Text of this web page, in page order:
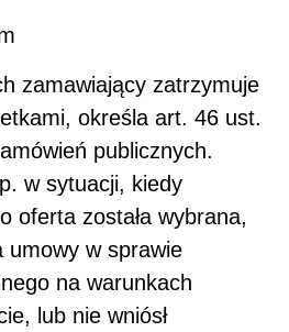
zamawiający zatrzymuje
określa art. 46 ust.
publicznych.
w sytuacji, kiedy
oferta została wybrana,
umowy w sprawie
na warunkach
lub nie wniósł